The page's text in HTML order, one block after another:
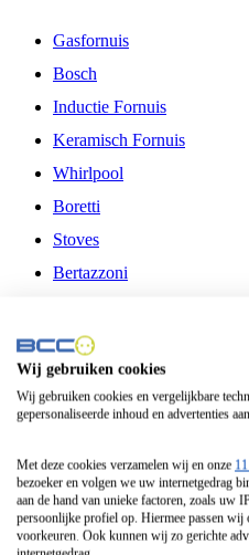
Gasfornuis
Bosch
Inductie Fornuis
Keramisch Fornuis
Whirlpool
Boretti
Stoves
Bertazzoni
Fitelli
Airfryer
Frituurpan
Contactgrill
Broodbakmachine
Broodrooster
Wij gebruiken cookies
Wij gebruiken cookies en vergelijkbare
gepersonaliseerde inhoud en advertenties
Met deze cookies verzamelen wij en onze
bezoeker en volgen we uw internetgedrag
aan de hand van unieke factoren, zoals uw
persoonlijke profiel op. Hiermee passen wij
voorkeuren. Ook kunnen wij zo gerichte